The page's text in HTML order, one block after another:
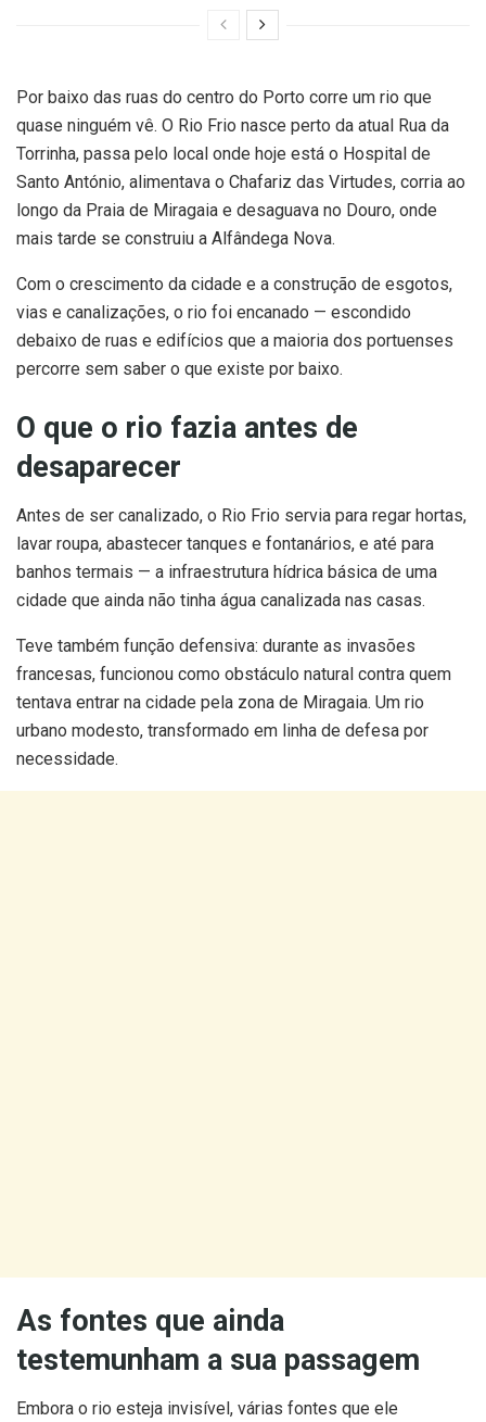
Por baixo das ruas do centro do Porto corre um rio que
quase ninguém vê. O Rio Frio nasce perto da atual Rua da
Torrinha, passa pelo local onde hoje está o Hospital de
Santo António, alimentava o Chafariz das Virtudes, corria ao
longo da Praia de Miragaia e desaguava no Douro, onde
mais tarde se construiu a Alfândega Nova.
Com o crescimento da cidade e a construção de esgotos,
vias e canalizações, o rio foi encanado — escondido
debaixo de ruas e edifícios que a maioria dos portuenses
percorre sem saber o que existe por baixo.
O que o rio fazia antes de
desaparecer
Antes de ser canalizado, o Rio Frio servia para regar hortas,
lavar roupa, abastecer tanques e fontanários, e até para
banhos termais — a infraestrutura hídrica básica de uma
cidade que ainda não tinha água canalizada nas casas.
Teve também função defensiva: durante as invasões
francesas, funcionou como obstáculo natural contra quem
tentava entrar na cidade pela zona de Miragaia. Um rio
urbano modesto, transformado em linha de defesa por
necessidade.
As fontes que ainda
testemunham a sua passagem
Embora o rio esteja invisível, várias fontes que ele